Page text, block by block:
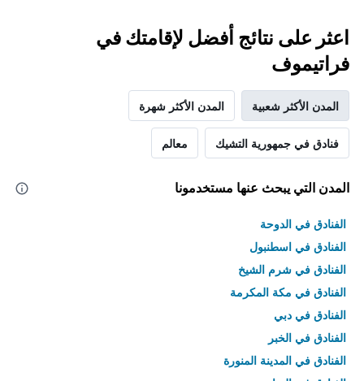
اعثر على نتائج أفضل لإقامتك في
فراتيموف
المدن الأكثر شعبية المدن الأكثر شهرة
فنادق في جمهورية التشيك معالم
المدن التي يبحث عنها مستخدمونا
الفنادق في الدوحة
الفنادق في اسطنبول
الفنادق في شرم الشيخ
الفنادق في مكة المكرمة
الفنادق في دبي
الفنادق في الخبر
الفنادق في المدينة المنورة